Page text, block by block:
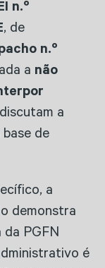
n.º
, de
n.º
a não
a
de
a
demonstra
da PGFN
é